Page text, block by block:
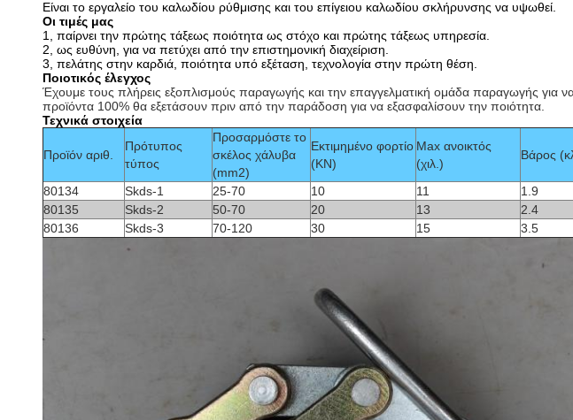
Είναι το εργαλείο του καλωδίου ρύθμισης και του επίγειου καλωδίου σκλήρυνσης να υψωθεί.
Οι τιμές μας
1, παίρνει την πρώτης τάξεως ποιότητα ως στόχο και πρώτης τάξεως υπηρεσία.
2, ως ευθύνη, για να πετύχει από την επιστημονική διαχείριση.
3, πελάτης στην καρδιά, ποιότητα υπό εξέταση, τεχνολογία στην πρώτη θέση.
Ποιοτικός έλεγχος
Έχουμε τους πλήρεις εξοπλισμούς παραγωγής και την επαγγελματική ομάδα παραγωγής για
προϊόντα 100% θα εξετάσουν πριν από την παράδοση για να εξασφαλίσουν την ποιότητα.
Τεχνικά στοιχεία
Προϊόν αριθ.
Πρότυπος
τύπος
Προσαρμόστε το
σκέλος χάλυβα
(mm2)
Εκτιμημένο φορτίο
(KN)
Max ανοικτός
(χιλ.)
Βάρος
80134 Skds-1 25-70 10 11
1.9
80135
Skds-2 50-70 20 13
2.4
80136
Skds-3 70-120 30 15 3.5